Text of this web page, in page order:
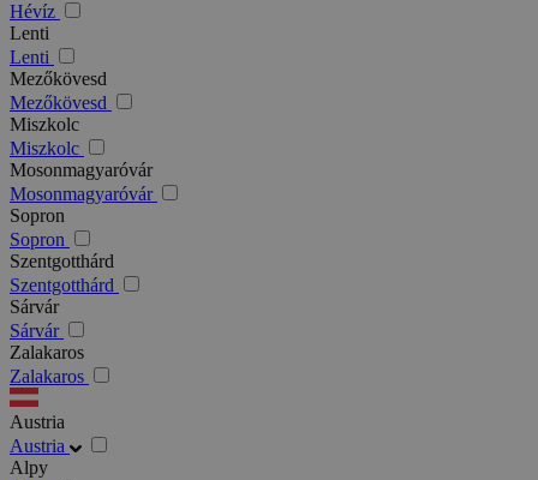
Hévíz
Lenti
Lenti
Mezőkövesd
Mezőkövesd
Miszkolc
Miszkolc
Mosonmagyaróvár
Mosonmagyaróvár
Sopron
Sopron
Szentgotthárd
Szentgotthárd
Sárvár
Sárvár
Zalakaros
Zalakaros
Austria
Austria
Alpy